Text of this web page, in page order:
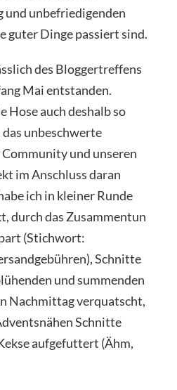
und unbefriedigenden
guter Dinge passiert sind.
des Bloggertreffens
Mai entstanden.
Hose auch deshalb so
das unbeschwerte
und unseren
im Anschluss daran
ich in kleiner Runde
durch das Zusammentun
(Stichwort:
Schnitte
und summenden
Nachmittag verquatscht,
Schnitte
aufgefuttert (Ähm,